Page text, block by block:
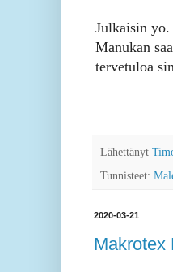
Julkaisin
Manukan
tervetuloa
Lähettänyt
Tunnisteet:
2020-03-21
Makrotex